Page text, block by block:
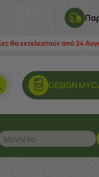
θα εκτελεστούν από 24
DESIGN ΜY